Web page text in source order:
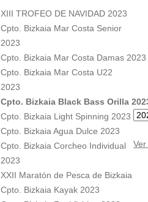
XIII TROFEO DE NAVIDAD 2023
Cpto. Bizkaia Mar Costa Senior
2023
Cpto. Bizkaia Mar Costa Damas 2023
Cpto. Bizkaia Mar Costa U22
2023
Cpto. Bizkaia Black Bass Orilla
Cpto. Bizkaia Light Spinning 2023
Cpto. Bizkaia Agua Dulce 2023
Cpto. Bizkaia Corcheo Individual
2023
XXII Maratón de Pesca de Bizkaia
Cpto. Bizkaia Kayak 2023